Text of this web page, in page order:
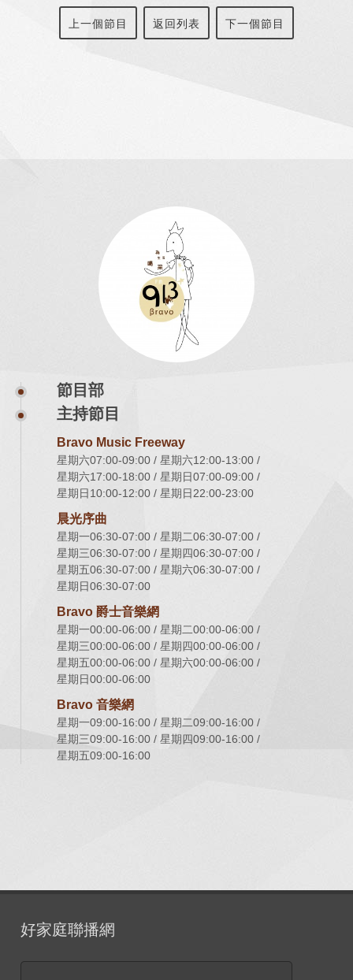
上一個節目 返回列表 下一個節目
節目部
主持節目
Bravo Music Freeway
星期六07:00-09:00
星期六12:00-13:00
星期六17:00-18:00
星期日07:00-09:00
星期日10:00-12:00
星期日22:00-23:00
晨光序曲
星期一06:30-07:00
星期二06:30-07:00
星期三06:30-07:00
星期四06:30-07:00
星期五06:30-07:00
星期六06:30-07:00
星期日06:30-07:00
Bravo 爵士音樂網
星期一00:00-06:00
星期二00:00-06:00
星期三00:00-06:00
星期四00:00-06:00
星期五00:00-06:00
星期六00:00-06:00
星期日00:00-06:00
Bravo 音樂網
星期一09:00-16:00
星期二09:00-16:00
星期三09:00-16:00
星期四09:00-16:00
星期五09:00-16:00
好家庭聯播網